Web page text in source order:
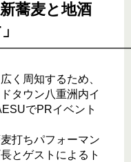
蕎麦と地酒
く周知するため、
タウン八重洲内イ
でPRイベント
打ちパフォーマン
とゲストによるト